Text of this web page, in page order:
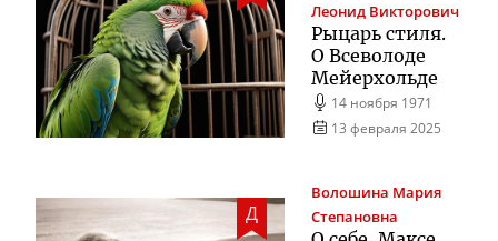
Леонид Викторович
Рыцарь стиля.
О Всеволоде
Мейерхольде
14 ноября 1971
13 февраля 2025
Д
Волошина Мария
Степановна